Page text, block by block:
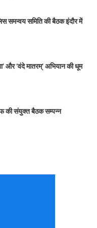
समन्वय समिति की बैठक इंदौर में
और ‘वंदे मातरम्’ अभियान की धूम
की संयुक्त बैठक सम्पन्न